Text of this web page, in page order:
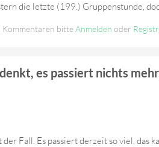
die letzte (199.) Gruppenstunde,
Kommentaren bitteAnmelden oder
es passiert nichts
der Fall. Es passiert derzeit so viel, das